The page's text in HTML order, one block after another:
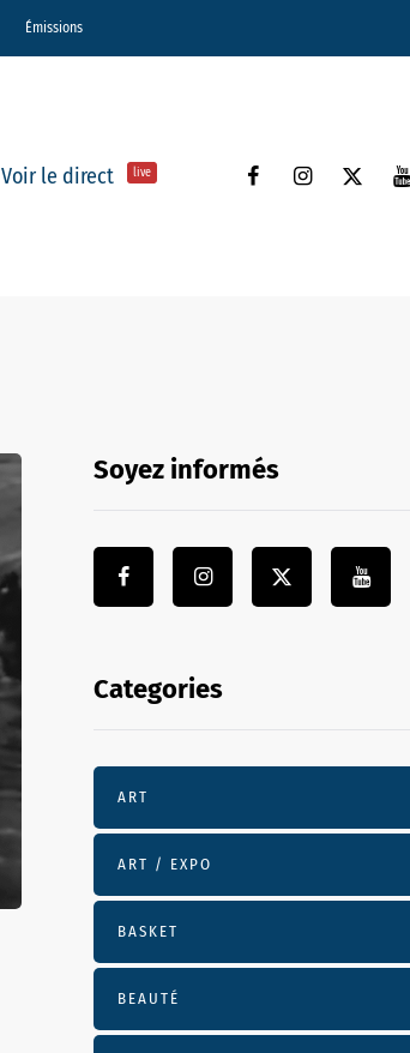
Émissions
Voir le direct live
Soyez informés
Categories
ART
ART / EXPO
BASKET
BEAUTÉ